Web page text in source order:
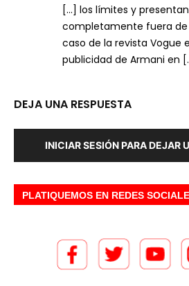
[…] los límites y
completamente fuera
caso de la revista Vogue
publicidad de Armani en
DEJA UNA RESPUESTA
INICIAR SESIÓN PARA DEJAR
PLATIQUEMOS EN REDES